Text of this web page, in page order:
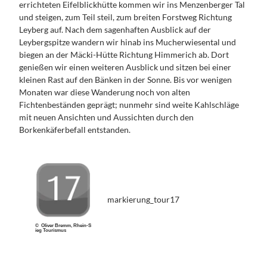
errichteten Eifelblickhütte kommen wir ins Menzenberger Tal
und steigen, zum Teil steil, zum breiten Forstweg Richtung
Leyberg auf. Nach dem sagenhaften Ausblick auf der
Leybergspitze wandern wir hinab ins Mucherwiesental und
biegen an der Mäcki-Hütte Richtung Himmerich ab. Dort
genießen wir einen weiteren Ausblick und sitzen bei einer
kleinen Rast auf den Bänken in der Sonne. Bis vor wenigen
Monaten war diese Wanderung noch von alten
Fichtenbeständen geprägt; nunmehr sind weite Kahlschläge
mit neuen Ansichten und Aussichten durch den
Borkenkäferbefall entstanden.
© Oliver Bremm, Rhein-S
ieg Tourismus
markierung_tour17